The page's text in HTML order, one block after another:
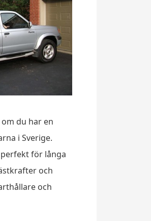
du har en
i Sverige.
för långa
och
och